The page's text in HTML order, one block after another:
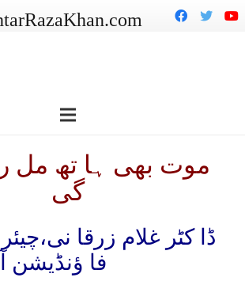
موت بھی ہا تھ مل
گی
ڈا کٹر غلام زرقا
فا ؤنڈیشن